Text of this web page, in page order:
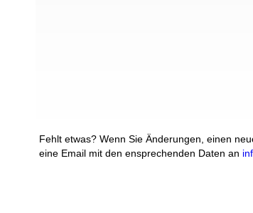
Fehlt etwas? Wenn Sie Änderungen, einen
eine Email mit den ensprechenden Daten an